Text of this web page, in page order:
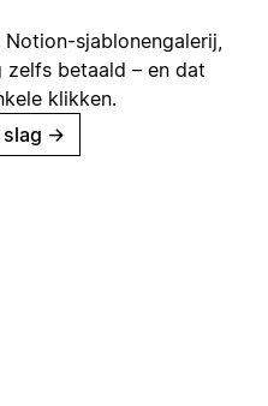
sjablonengalerij,
betaald – en dat
klikken.
→